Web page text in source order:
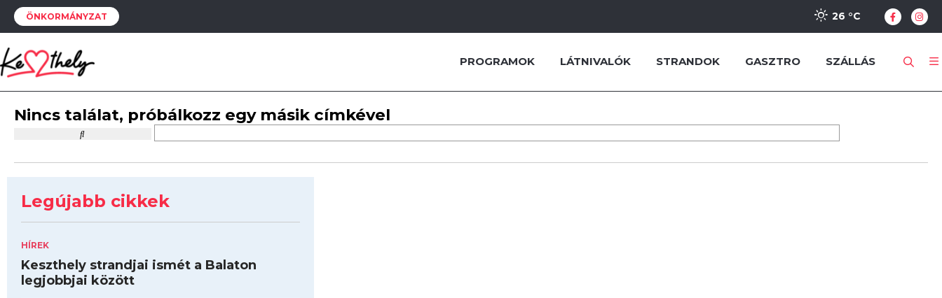
ÖNKORMÁNYZAT 26 °C
PROGRAMOK LÁTNIVALÓK STRANDOK GASZTRO SZÁLLÁS
Nincs találat, próbálkozz egy másik címkével
Legújabb cikkek
HÍREK
Keszthely strandjai ismét a Balaton
legjobbjai között